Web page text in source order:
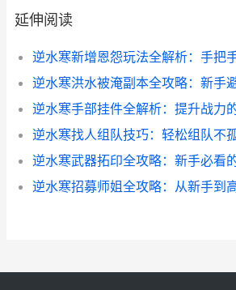
延伸阅读
逆水寒洪水被淹副本全攻略：新手
逆水寒找人组队技巧：轻松组队不